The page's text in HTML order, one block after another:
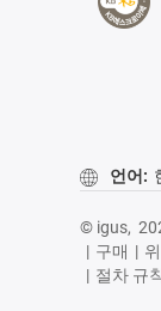
언어:
© igus,
| 구매 |
| 절차 규